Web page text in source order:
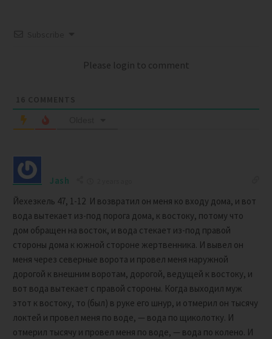
Please login to comment
Jash
Йехезкель 47, 1-12 И возвратил он меня ко входу дома, и вот
вода вытекает из-под порога дома, к востоку, потому что
дом обращен на восток, и вода стекает из-под правой
стороны дома к южной стороне жертвенника. И вывел он
меня через северные ворота и провел меня наружной
дорогой к внешним воротам, дорогой, ведущей к востоку, и
вот вода вытекает с правой стороны. Когда выходил муж
этот к востоку, то (был) в руке его шнур, и отмерил он тысячу
локтей и провел меня по воде, — вода по щиколотку. И
отмерил тысячу и провел меня по воде, — вода по колено. И